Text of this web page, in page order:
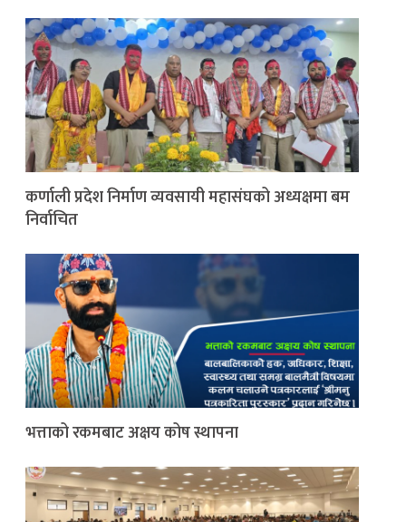
कर्णाली प्रदेश निर्माण व्यवसायी महासंघको अध्यक्षमा बम
निर्वाचित
भत्ताको रकमबाट अक्षय कोष स्थापना